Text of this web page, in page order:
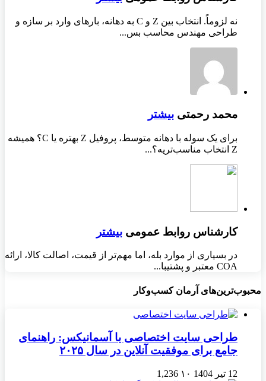
نه لزوماً. انتخاب بین Z و C به دهانه، بارهای وارد بر سازه و
طراحی مهندس محاسب بس...
محمد رحمتی بیشتر
برای یک سوله با دهانه متوسط، پروفیل Z بهتره یا C؟ همیشه
Z انتخاب مناسب‌تریه؟...
کارشناس روابط عمومی بیشتر
در بسیاری از موارد بله، اما مهم‌تر از قیمت، اصالت کالا، ارائه
COA معتبر و پشتیبا...
محبوب‌ترین‌های آرمان کسب‌وکار
طراحی سایت اختصاصی با آسمانیکس: راهنمای
جامع برای موفقیت آنلاین در سال ۲۰۲۵
12 تیر 1404 ۱۰ 1,236